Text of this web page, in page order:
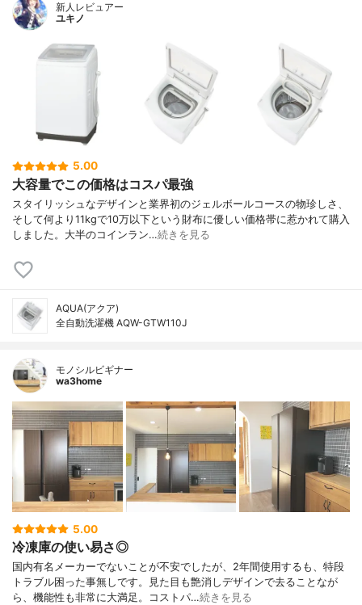
新人レビュアー
ユキノ
5.00
大容量でこの価格はコスパ最強
スタイリッシュなデザインと業界初のジェルボールコースの物珍しさ、
そして何より11kgで10万以下という財布に優しい価格帯に惹かれて購入
しました。大半のコインラン…続きを見る
AQUA(アクア)
全自動洗濯機 AQW-GTW110J
モノシルビギナー
wa3home
5.00
冷凍庫の使い易さ◎
国内有名メーカーでないことが不安でしたが、2年間使用するも、特段
トラブル困った事無しです。見た目も艶消しデザインで去ることなが
ら、機能性も非常に大満足。コストパ…続きを見る